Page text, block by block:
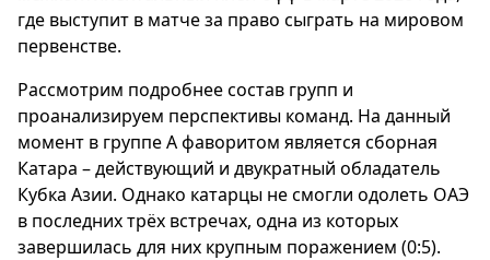
где выступит в матче за право сыграть на мировом
первенстве.
Рассмотрим подробнее состав групп и
проанализируем перспективы команд. На данный
момент в группе А фаворитом является сборная
Катара – действующий и двукратный обладатель
Кубка Азии. Однако катарцы не смогли одолеть ОАЭ
в последних трёх встречах, одна из которых
завершилась для них крупным поражением (0:5).